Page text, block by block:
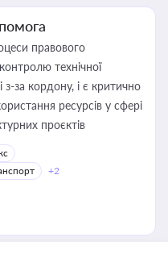
правового
технічної
за кордону, і є критично
ресурсів у сфері
проєктів
+2